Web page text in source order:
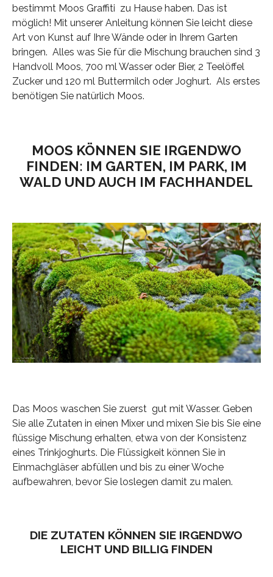
bestimmt Moos Graffiti zu Hause haben. Das ist
möglich! Mit unserer Anleitung können Sie leicht diese
Art von Kunst auf Ihre Wände oder in Ihrem Garten
bringen. Alles was Sie für die Mischung brauchen sind 3
Handvoll Moos, 700 ml Wasser oder Bier, 2 Teelöffel
Zucker und 120 ml Buttermilch oder Joghurt. Als erstes
benötigen Sie natürlich Moos.
MOOS KÖNNEN SIE IRGENDWO
FINDEN: IM GARTEN, IM PARK, IM
WALD UND AUCH IM FACHHANDEL
Das Moos waschen Sie zuerst gut mit Wasser. Geben
Sie alle Zutaten in einen Mixer und mixen Sie bis Sie eine
flüssige Mischung erhalten, etwa von der Konsistenz
eines Trinkjoghurts. Die Flüssigkeit können Sie in
Einmachgläser abfüllen und bis zu einer Woche
aufbewahren, bevor Sie loslegen damit zu malen.
DIE ZUTATEN KÖNNEN SIE IRGENDWO
LEICHT UND BILLIG FINDEN